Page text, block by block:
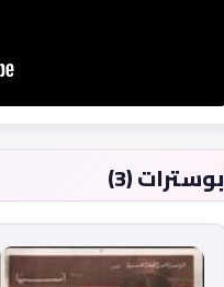
بوسترات (3)